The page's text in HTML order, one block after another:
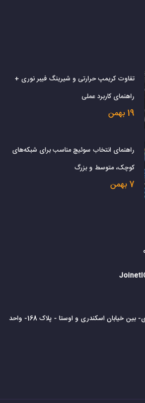
تفاوت کریمپ حرارتی و شیرینگ فیبر نوری +
راهنمای کاربرد عملی
19 بهمن
راهنمای انتخاب سوئیچ مناسب برای شبکه‌های
کوچک، متوسط و بزرگ
7 بهمن
تهران- خیابان آزادی- بین خیابان اسکندری و اوستا - پلاک 168- واحد